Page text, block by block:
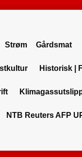
Strøm Gårdsmat
Historisk |
NTB Reuters AFP